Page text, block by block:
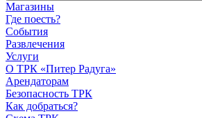
Магазины
Где поесть?
События
Развлечения
Услуги
О ТРК «Питер Радуга»
Арендаторам
Безопасность ТРК
Как добраться?